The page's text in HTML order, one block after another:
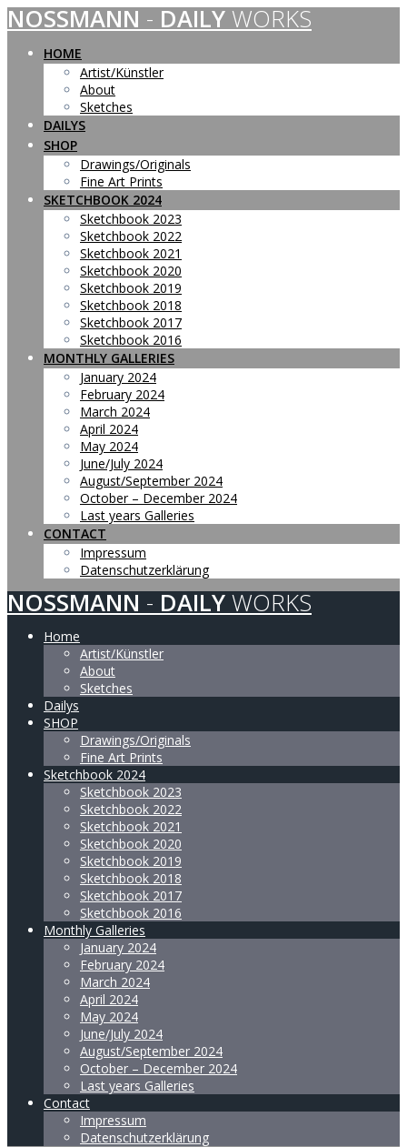
Skip
to
content
NOSSMANN - DAILY WORKS
HOME
Artist/Künstler
About
Sketches
DAILYS
SHOP
Drawings/Originals
Fine Art Prints
SKETCHBOOK 2024
Sketchbook 2023
Sketchbook 2022
Sketchbook 2021
Sketchbook 2020
Sketchbook 2019
Sketchbook 2018
Sketchbook 2017
Sketchbook 2016
MONTHLY GALLERIES
January 2024
February 2024
March 2024
April 2024
May 2024
June/July 2024
August/September 2024
October – December 2024
Last years Galleries
CONTACT
Impressum
Datenschutzerklärung
NOSSMANN - DAILY WORKS
Home
Artist/Künstler
About
Sketches
Dailys
SHOP
Drawings/Originals
Fine Art Prints
Sketchbook 2024
Sketchbook 2023
Sketchbook 2022
Sketchbook 2021
Sketchbook 2020
Sketchbook 2019
Sketchbook 2018
Sketchbook 2017
Sketchbook 2016
Monthly Galleries
January 2024
February 2024
March 2024
April 2024
May 2024
June/July 2024
August/September 2024
October – December 2024
Last years Galleries
Contact
Impressum
Datenschutzerklärung